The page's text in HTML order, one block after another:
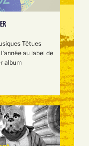
Têtues
au label de
album